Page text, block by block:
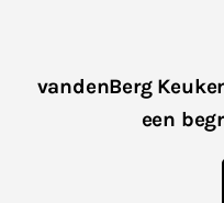
vandenBerg
een